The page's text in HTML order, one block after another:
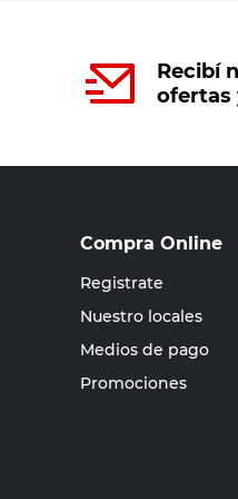
Recibí
ofertas
Compra Online
Registrate
Nuestro locales
Medios de pago
Promociones